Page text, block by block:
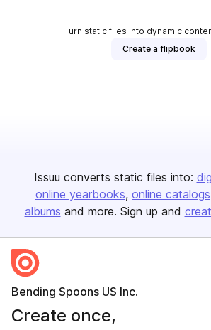
Turn static files into dynamic
Create a flipbook
Issuu converts static files into:
online yearbooks online catalogs
albums and more. Sign up and
Bending Spoons US Inc.
Create once,